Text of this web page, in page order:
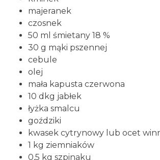
majeranek
czosnek
50 ml śmietany 18 %
30 g mąki pszennej
cebule
olej
mała kapusta czerwona
10 dkg jabłek
łyżka smalcu
goździki
kwasek cytrynowy lub ocet
1 kg ziemniaków
0,5 kg szpinaku